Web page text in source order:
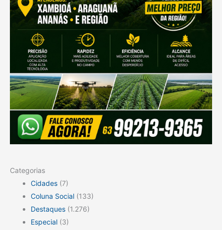
Categorias
Cidades (7)
Coluna Social (133)
Destaques (1.276)
Especial (3)